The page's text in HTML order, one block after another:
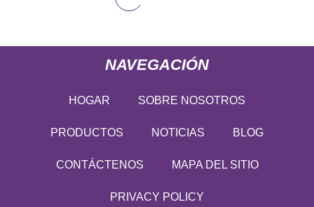
NAVEGACIÓN
HOGAR SOBRE NOSOTROS
PRODUCTOS NOTICIAS BLOG
CONTÁCTENOS MAPA DEL SITIO
PRIVACY POLICY